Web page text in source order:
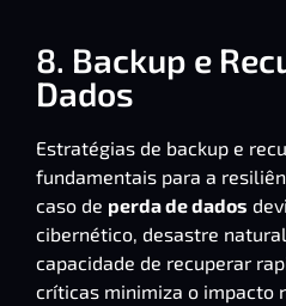
8. Backup e
Dados
Estratégias de backup e
fundamentais para a
caso de perda de dados
cibernético, desastre
capacidade de recuperar
críticas minimiza o impacto